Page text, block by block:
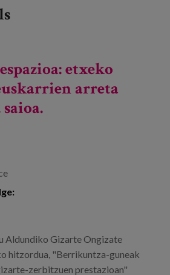
zaintzaile baterantz aurrera eginez
etxeko
arreta
Aldundiko Gizarte Ongizate
hitzordua, "Berrikuntza-guneak
zerbitzuen prestazioan"